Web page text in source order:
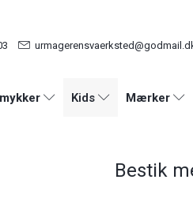
Kids Mærker
Bestik